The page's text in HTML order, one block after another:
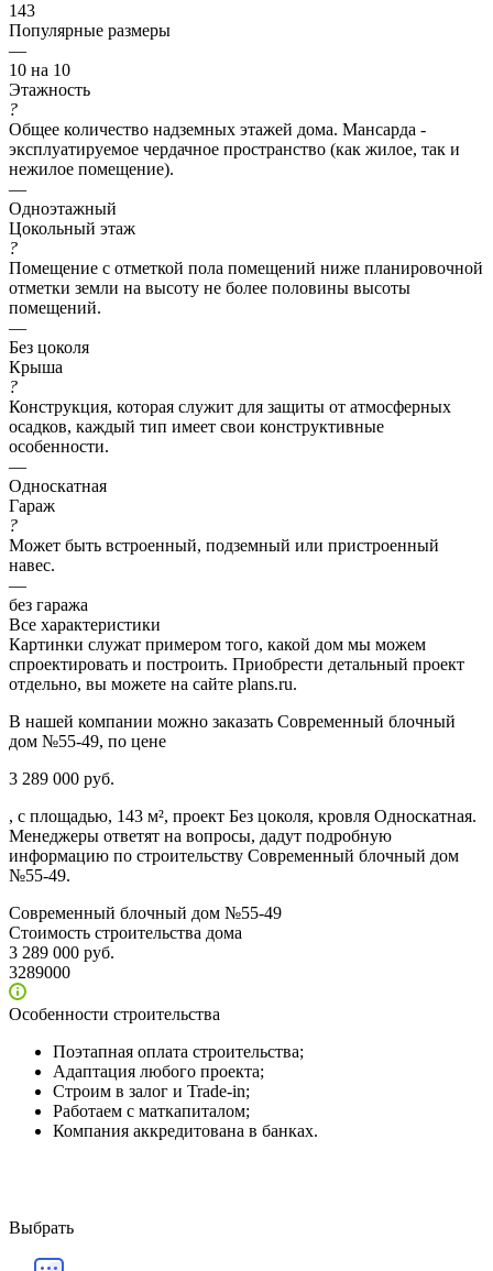
143
Популярные размеры
—
10 на 10
Этажность
?
Общее количество надземных этажей дома. Мансарда -
эксплуатируемое чердачное пространство (как жилое, так и
нежилое помещение).
—
Одноэтажный
Цокольный этаж
?
Помещение с отметкой пола помещений ниже планировочной
отметки земли на высоту не более половины высоты
помещений.
—
Без цоколя
Крыша
?
Конструкция, которая служит для защиты от атмосферных
осадков, каждый тип имеет свои конструктивные
особенности.
—
Односкатная
Гараж
?
Может быть встроенный, подземный или пристроенный
навес.
—
без гаража
Все характеристики
Картинки служат примером того, какой дом мы можем
спроектировать и построить. Приобрести детальный проект
отдельно, вы можете на сайте plans.ru.
В нашей компании можно заказать Современный блочный
дом №55-49, по цене
3 289 000 руб.
, с площадью, 143 м², проект Без цоколя, кровля Односкатная.
Менеджеры ответят на вопросы, дадут подробную
информацию по строительству Современный блочный дом
№55-49.
Современный блочный дом №55-49
Стоимость строительства дома
3 289 000 руб.
3289000
Особенности строительства
Поэтапная оплата строительства;
Адаптация любого проекта;
Строим в залог и Trade-in;
Работаем с маткапиталом;
Компания аккредитована в банках.
Выбрать